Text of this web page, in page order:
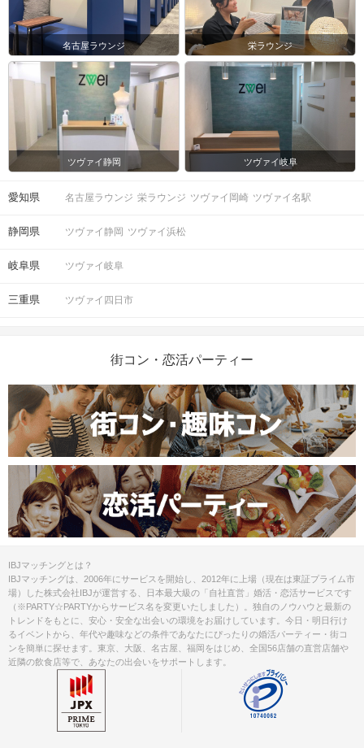
名古屋ラウンジ 栄ラウンジ
ツヴァイ静岡 ツヴァイ岐阜
愛知県 名古屋ラウンジ 栄ラウンジ ツヴァイ岡崎 ツヴァイ名駅
静岡県 ツヴァイ静岡 ツヴァイ浜松
岐阜県 ツヴァイ岐阜
三重県 ツヴァイ四日市
街コン・恋活パーティー
IBJマッチングとは？
IBJマッチングは、2006年にサービスを開始し、2012年に上場（現在は東証プライム市
場）した株式会社IBJが運営する、日本最大級の「自社直営」婚活・恋活サービスです
（※PARTY☆PARTYからサービス名を変更いたしました）。独自のノウハウと最新の
トレンドをもとに、安心・安全な出会いの環境をお届けしています。今日・明日行け
るイベントから、年代や趣味などの条件であなたにぴったりの婚活パーティー・街コ
ンを簡単に探せます。東京、大阪、名古屋、福岡をはじめ、全国56店舗の直営店舗や
近隣の飲食店等で、あなたの出会いをサポートします。